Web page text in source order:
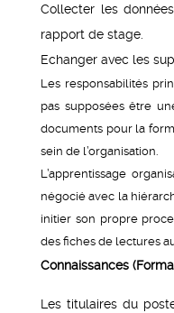
Collecter les
rapport de stage.
Echanger avec les
Les responsabilités
pas supposées être
documents pour la
sein de l’organisation.
L’apprentissage
négocié avec la
initier son propre
des fiches de lectures
Connaissances
Les titulaires du